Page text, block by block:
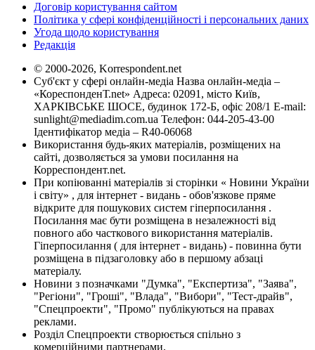
Договір користування сайтом
Політика у сфері конфіденційності і персональних даних
Угода щодо користування
Редакція
© 2000-2026, Korrespondent.net
Суб'єкт у сфері онлайн-медіа Назва онлайн-медіа –
«КореспонденТ.net» Адреса: 02091, місто Київ,
ХАРКІВСЬКЕ ШОСЕ, будинок 172-Б, офіс 208/1 E-mail:
sunlight@mediadim.com.ua Телефон: 044-205-43-00
Ідентифікатор медіа – R40-06068
Використання будь-яких матеріалів, розміщених на
сайті, дозволяється за умови посилання на
Корреспондент.net.
При копіюванні матеріалів зі сторінки « Новини України
і світу» , для інтернет - видань - обов'язкове пряме
відкрите для пошукових систем гіперпосилання .
Посилання має бути розміщена в незалежності від
повного або часткового використання матеріалів.
Гіперпосилання ( для інтернет - видань) - повинна бути
розміщена в підзаголовку або в першому абзаці
матеріалу.
Новини з позначками "Думка", "Експертиза", "Заява",
"Регіони", "Гроші", "Влада", "Вибори", "Тест-драйв",
"Спецпроекти", "Промо" публікуються на правах
реклами.
Розділ Спецпроекти створюється спільно з
комерційними партнерами.